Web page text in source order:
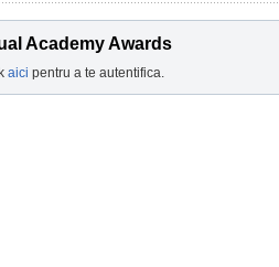
Academy Awards
aici pentru a te autentifica.